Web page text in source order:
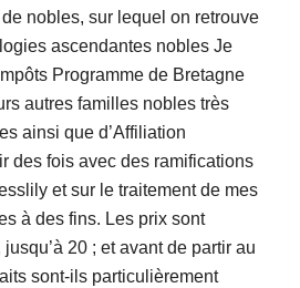
nobles, sur lequel on retrouve
ascendantes nobles Je
Programme de Bretagne
autres familles nobles très
ainsi que d’Affiliation
des fois avec des ramifications
et sur le traitement de mes
à des fins. Les prix sont
20 ; et avant de partir au
sont-ils particulièrement